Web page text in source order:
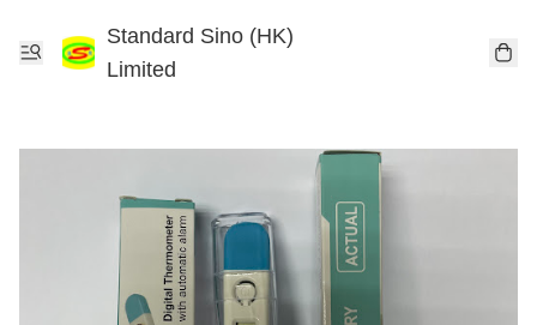
Standard Sino (HK)
Limited